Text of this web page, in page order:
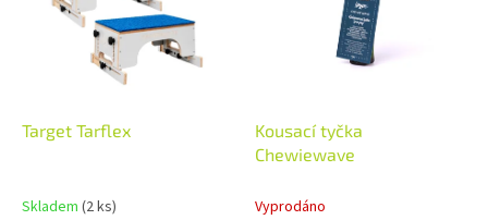
Target Tarflex
Skladem (2 ks)
Kousací tyčka
Chewiewave
Vyprodáno